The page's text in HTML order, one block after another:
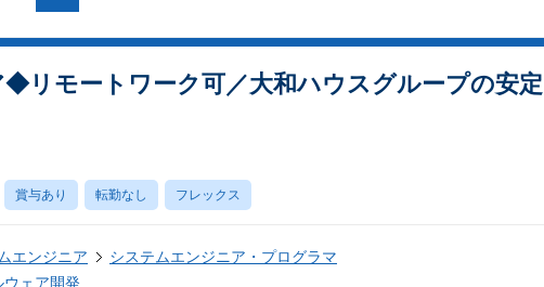
◆リモートワーク可／大和ハウスグループの安定
賞与あり 転勤なし フレックス
エンジニア
システムエンジニア・プログラマ
ェア開発